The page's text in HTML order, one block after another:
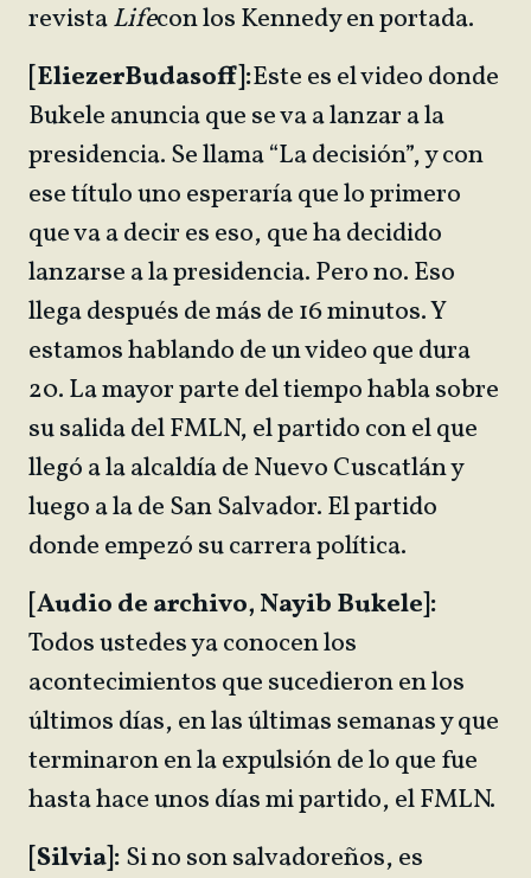
revistaLifecon los Kennedy en portada.
[EliezerBudasoff]:Este es el video donde
Bukele anuncia que se va a lanzar a la
presidencia. Se llama “La decisión”, y con
ese título uno esperaría que lo primero
que va a decir es eso, que ha decidido
lanzarse a la presidencia. Pero no. Eso
llega después de más de 16 minutos. Y
estamos hablando de un video que dura
20. La mayor parte del tiempo habla sobre
su salida del FMLN, el partido con el que
llegó a la alcaldía de Nuevo Cuscatlán y
luego a la de San Salvador. El partido
donde empezó su carrera política.
[Audio de archivo, Nayib Bukele]:
Todos ustedes ya conocen los
acontecimientos que sucedieron en los
últimos días, en las últimas semanas y que
terminaron en la expulsión de lo que fue
hasta hace unos días mi partido, el FMLN.
[Silvia]:Si no son salvadoreños, es